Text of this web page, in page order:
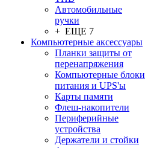
Автомобильные
ручки
+ ЕЩЕ 7
Компьютерные аксессуары
Планки защиты от
перенапряжения
Компьютерные блоки
питания и UPS'ы
Карты памяти
Флеш-накопители
Периферийные
устройства
Держатели и стойки